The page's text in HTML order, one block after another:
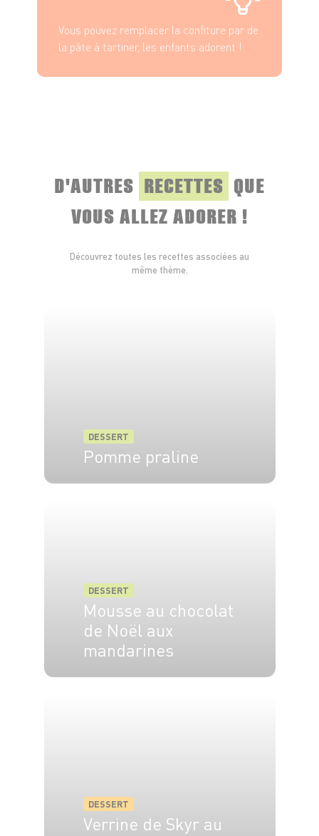
trous d’1 cm environ. Enfournez pendant 15 min.
Après cuisson, laissez refroidir.
Écrasez légèrement le tout. C’est prêt à
déguster !
Vous pouvez remplacer la confiture par de
la pâte à tartiner, les enfants adorent !
D'AUTRES RECETTES QUE
VOUS ALLEZ ADORER !
Découvrez toutes les recettes associées au
même thème.
DESSERT
Pomme praline
DESSERT
Mousse au chocolat
de Noël aux
mandarines
DESSERT
Verrine de Skyr au